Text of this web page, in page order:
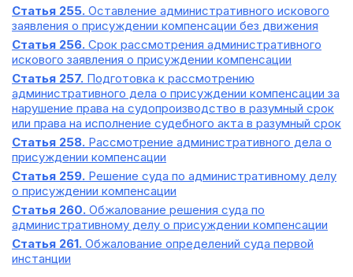
Статья 255. Оставление административного искового
заявления о присуждении компенсации без движения
Статья 256. Срок рассмотрения административного
искового заявления о присуждении компенсации
Статья 257. Подготовка к рассмотрению
административного дела о присуждении компенсации за
нарушение права на судопроизводство в разумный срок
или права на исполнение судебного акта в разумный срок
Статья 258. Рассмотрение административного дела о
присуждении компенсации
Статья 259. Решение суда по административному делу
о присуждении компенсации
Статья 260. Обжалование решения суда по
административному делу о присуждении компенсации
Статья 261. Обжалование определений суда первой
инстанции